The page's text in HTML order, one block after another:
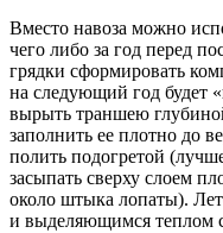
Вместо навоза можно
чего либо за год перед
грядки сформировать
на следующий год будет
вырыть траншею
заполнить ее плотно до
полить подогретой
засыпать сверху слоем
около штыка лопаты).
и выделяющимся теплом